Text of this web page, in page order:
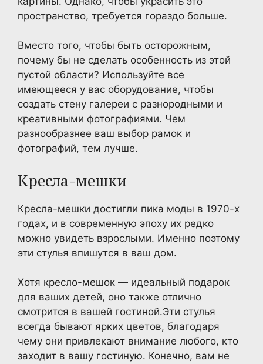
пространство, требуется гораздо больше.
Вместо того, чтобы быть осторожным,
почему бы не сделать особенность из этой
пустой области? Используйте все
имеющееся у вас оборудование, чтобы
создать стену галереи с разнородными и
креативными фотографиями. Чем
разнообразнее ваш выбор рамок и
фотографий, тем лучше.
Кресла-мешки
Кресла-мешки достигли пика моды в 1970-х
годах, и в современную эпоху их редко
можно увидеть взрослыми. Именно поэтому
эти стулья впишутся в ваш дом.
Хотя кресло-мешок — идеальный подарок
для ваших детей, оно также отлично
смотрится в вашей гостиной.Эти стулья
всегда бывают ярких цветов, благодаря
чему они привлекают внимание любого, кто
заходит в вашу гостиную. Конечно, вам не